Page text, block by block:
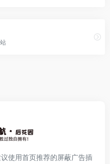
使用首页推荐的屏蔽广告插